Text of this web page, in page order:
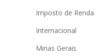
Imposto de Renda
Internacional
Minas Gerais